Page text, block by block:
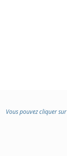
Vous pouvez cliquer